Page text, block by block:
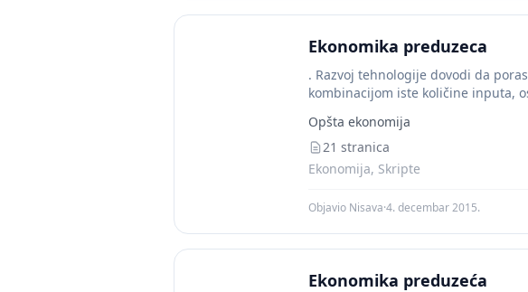
Ekonomika preduzeca
. Razvoj tehnologije dovodi da
kombinacijom iste količine inputa,
Opšta ekonomija
21 stranica
Ekonomija, Skripte
Objavio Nisava·4. decembar 2015.
Ekonomika preduzeća